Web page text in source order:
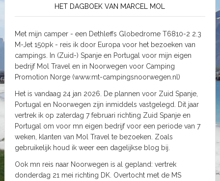
HET DAGBOEK VAN MARCEL MOL
Met mijn camper - een Dethleffs Globedrome T6810-2 2.3
M-Jet 150pk - reis ik door Europa voor het bezoeken van
campings. In (Zuid-) Spanje en Portugal voor mijn eigen
bedrijf Mol Travel en in Noorwegen voor Camping
Promotion Norge (www.mt-campingsnoorwegen.nl)
Het is vandaag 24 jan 2026. De plannen voor Zuid Spanje,
Portugal en Noorwegen zijn inmiddels vastgelegd. Dit jaar
vertrek ik op zaterdag 7 februari richting Zuid Spanje en
Portugal om voor mn eigen bedrijf voor een periode van 7
weken, klanten van Mol Travel te bezoeken. Zoals
gebruikelijk houd ik weer een dagelijkse blog bij.
Ook mn reis naar Noorwegen is al gepland: vertrek
donderdag 21 mei richting DK. Overtocht met de MS